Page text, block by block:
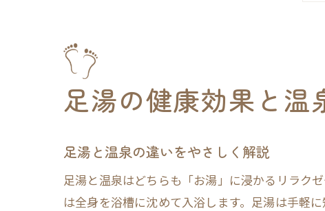
足湯の健康効果と温
足湯と温泉の違いをやさしく解説
足湯と温泉はどちらも「お湯」に浸かるリラク
は全身を浴槽に沈めて入浴します。足湯は手軽